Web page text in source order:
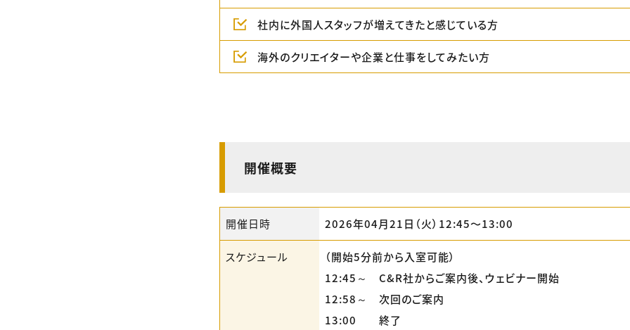
社内に外国人スタッフが増えてきたと感じている方
海外のクリエイターや企業と仕事をしてみたい方
開催概要
開催日時 2026年04月21日（火）12:45〜13:00
スケジュール
（開始5分前から入室可能）
12:45～ C&R社からご案内後、ウェビナー開始
12:58～ 次回のご案内
13:00 終了